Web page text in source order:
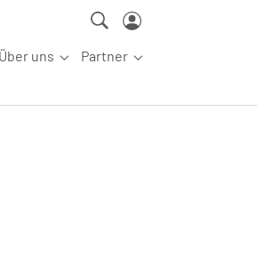
Fortbildung"
for "Angebot"
Über uns
Submenu for "Über uns"
Partner
Submenu for